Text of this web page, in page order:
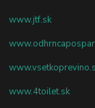
www.jtf.sk
www.4toilet.sk